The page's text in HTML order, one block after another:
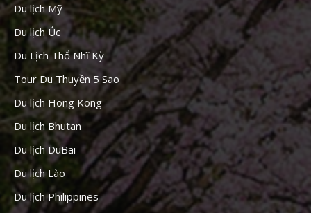
Du lịch Mỹ
Du lịch Úc
Du Lịch Thổ Nhĩ Kỳ
Tour Du Thuyền 5 Sao
Du lịch Hong Kong
Du lịch Bhutan
Du lịch DuBai
Du lịch Lào
Du lịch Philippines